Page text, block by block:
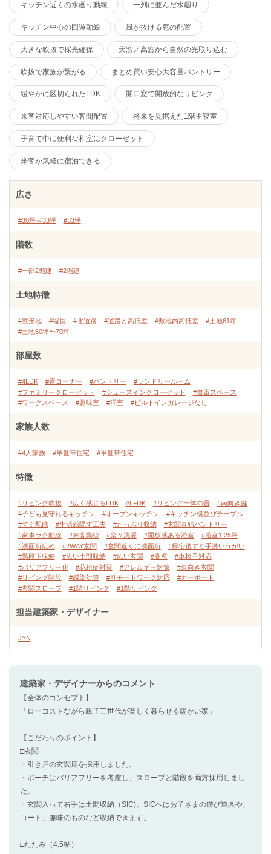
キッチン近くの水廻り動線 一列に並んだ水廻り
キッチン中心の回遊動線 風が抜ける窓の配置
大きな吹抜で採光確保 天窓／高窓から自然の光取り込む
吹抜で家族が繋がる まとめ買い安心大容量パントリー
緩やかに区切られたLDK 開口窓で開放的なリビング
来客対応しやすい客間配置 将来を見据えた1階主寝室
子育て中に便利な和室にクローゼット
来客が気軽に宿泊できる
広さ
#30坪～33坪 #33坪
階数
#一部2階建 #2階建
土地特徴
#整形地 #縦長 #北道路 #道路と高低差 #敷地内高低差
#土地61坪
#土地60坪〜70坪
部屋数
#4LDK #畳コーナー #パントリー
#ランドリールーム
#ファミリークローゼット
#シューズインクローゼット
#書斎スペース
#ワークスペース
#趣味室 #洋室 #ビルトインガレージなし
家族人数
#4人家族 #単世帯住宅 #単世帯住宅
特徴
#リビング吹抜 #広く感じるLDK #L+DK #リビング一体の畳
#南向き庭
#子ども見守れるキッチン
#オープンキッチン
#キッチン横並びテーブル
#すぐ配膳
#生活感隠す工夫 #たっぷり収納
#玄関直結パントリー
#家事ラク動線
#来客動線 #楽々洗濯 #開放感ある浴室
#浴室1.25坪
#洗面所広め
#2WAY玄関 #玄関近くに洗面所
#帰宅後すぐ手洗いうがい
#階段下収納
#広い土間収納 #広い玄関 #高窓
#車椅子対応
#バリアフリー化
#花粉症対策 #アレルギー対策
#東向き玄関
#リビング階段
#感染対策 #リモートワーク対応
#カーポート
#玄関スロープ
#1階リビング #1階リビング
担当建築家・デザイナー
JYN
建築家・デザイナーからのコメント
【全体のコンセプト】
「ローコストながら親子三世代が楽しく暮らせる暖かい家」
【こだわりのポイント】
□玄関
・引き戸の玄関扉を採用しました。
・ポーチはバリアフリーを考慮し、スロープと階段を両方採用しまし
た。
・玄関入って右手は土間収納（SIC)。SICへはお子さまの遊び道具や、
コート、趣味のものなど収納できます。
□たたみ（4.5帖）